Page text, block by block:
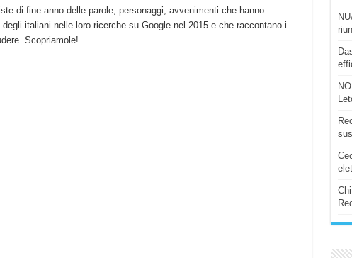
anno
ricerche
:
di fine anno delle parole, personaggi, avvenimenti che hanno
italiani nelle loro ricerche su Google nel 2015 e che raccontano i
Scopriamole!